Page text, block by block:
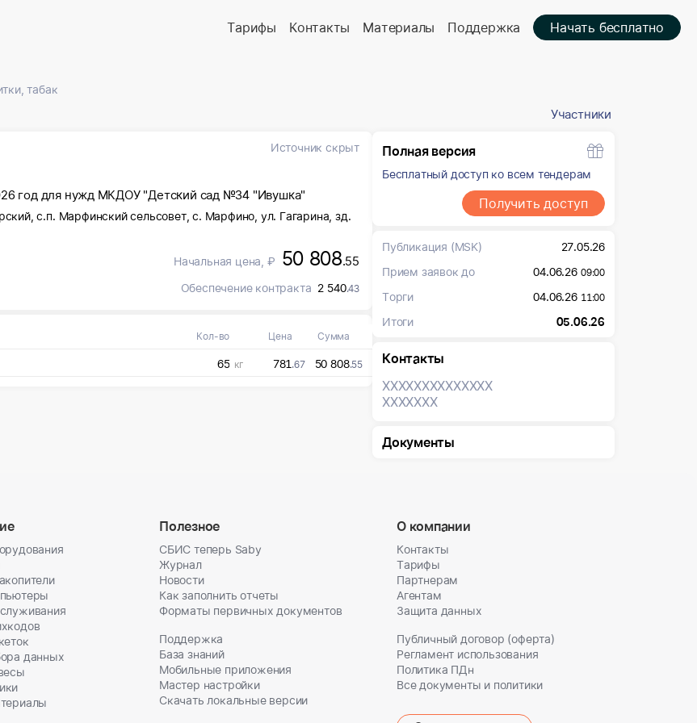
Тарифы Контакты Материалы Поддержка Начать бесплатно
табак
Участники
Источник скрыт
год для нужд МКДОУ "Детский сад №34 "Ивушка"
с.п. Марфинский сельсовет, с. Марфино, ул. Гагарина, зд.
Начальная цена, ₽ 50 808.55
Обеспечение контракта 2 540.43
Кол-во Цена Сумма
65 кг 781 .67 50 808.55
Полная версия
Бесплатный доступ ко всем тендерам
Получить доступ
Публикация (MSK)
27.05.26
Прием заявок до
04.06.26 09:00
Торги 04.06.26 11:00
Итоги 05.06.26
Контакты
XXXXXXXXXXXXXX
XXXXXXX
Документы
данных
Полезное
СБИС теперь Saby
Журнал
Новости
Как заполнить отчеты
Форматы первичных документов
Поддержка
База знаний
Мобильные приложения
Мастер настройки
Скачать локальные версии
О компании
Контакты
Тарифы
Партнерам
Агентам
Защита данных
Публичный договор (оферта)
Регламент использования
Политика ПДн
Все документы и политики